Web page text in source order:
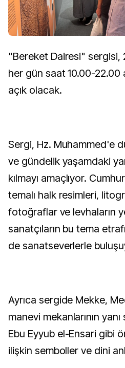
"Bereket Dairesi" sergisi,
her gün saat 10.00-22.00
açık olacak.
Sergi, Hz. Muhammed'e
ve gündelik yaşamdaki
kılmayı amaçlıyor.
temalı halk resimleri,
fotoğraflar ve levhaların
sanatçıların bu tema
de sanatseverlerle
Ayrıca sergide Mekke,
manevi mekanlarının
Ebu Eyyub el-Ensari gibi
ilişkin semboller ve dini